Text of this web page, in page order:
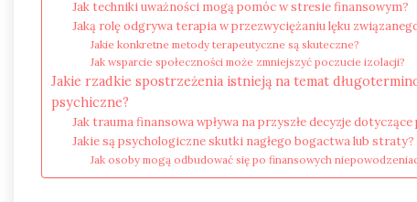
Jak techniki uważności mogą pomóc w stresie finansowym?
Jaką rolę odgrywa terapia w przezwyciężaniu lęku
Jakie konkretne metody terapeutyczne są skuteczne?
Jak wsparcie społeczności może zmniejszyć poczucie izolacji?
Jakie rzadkie spostrzeżenia istnieją na temat
psychiczne?
Jak trauma finansowa wpływa na przyszłe decyzje
Jakie są psychologiczne skutki nagłego bogactwa lub straty?
Jak osoby mogą odbudować się po finansowych